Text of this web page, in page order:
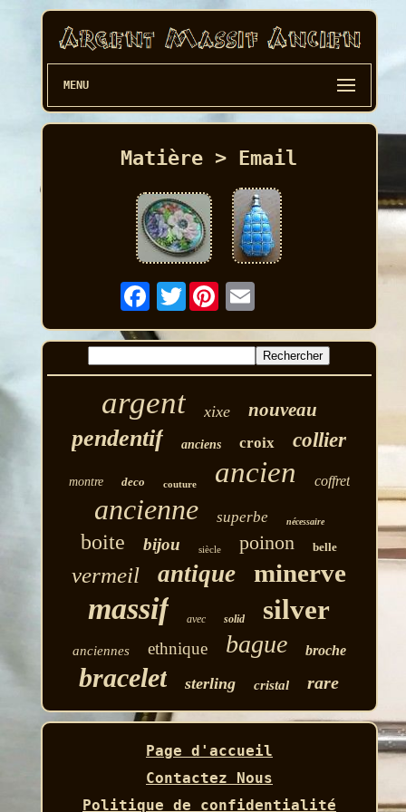
MENU
Matière > Email
Twitter
argent xixe nouveau
pendentif anciens croix collier
montre deco couture ancien coffret
ancienne superbe nécessaire
boite bijou siècle poinon belle
vermeil antique minerve
massif avec solid silver
anciennes ethnique bague broche
bracelet sterling cristal rare
Page d'accueil
Contactez Nous
Politique de confidentialité